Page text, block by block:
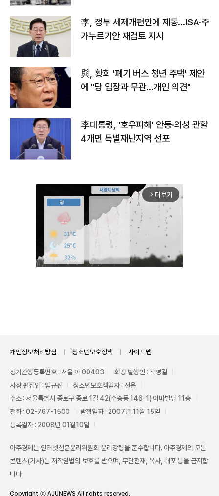
李, 정부 세제개편안에 제동…ISA·주
가누르기안 재검토 지시
與, 황희 '폐기 버스 청년 주택' 제안
에 "당 입장과 무관…개인 의견"
李대통령, '호우피해' 안동·의성 관할
4개면 특별재난지역 선포
arrow_forward_ios 더보기
개인정보처리방침 청소년보호정책 사이트맵
정기간행등록번호 : 서울 아 00493
회장·발행인 : 곽영길
사장·편집인 : 임규진
청소년보호책임자 : 전운
주소 : 서울특별시 종로구 종로 1길 42(수송동 146-1) 이마빌딩 11층
전화 : 02-767-1500
발행일자 : 2007년 11월 15일
등록일자 : 2008년 01월10일
아주경제는 인터넷신문윤리위원회 윤리강령을 준수합니다. 아주경제의 모든
콘텐츠(기사)는 저작권법의 보호를 받으며, 무단전재, 복사, 배포 등을 금지합
니다.
Copyright ⓒ AJUNEWS All rights reserved.